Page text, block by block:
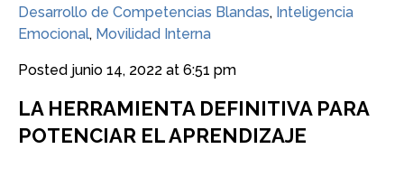
Desarrollo de Competencias Blandas, Inteligencia
Emocional, Movilidad Interna
Posted junio 14, 2022 at 6:51 pm
LA HERRAMIENTA DEFINITIVA PARA
POTENCIAR EL APRENDIZAJE